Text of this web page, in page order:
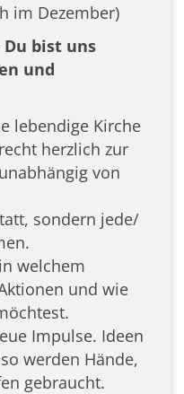
im Dezember)
bist uns
und
lebendige Kirche
herzlich zur
von
sondern jede/
welchem
und wie
Impulse. Ideen
werden Hände,
gebraucht.